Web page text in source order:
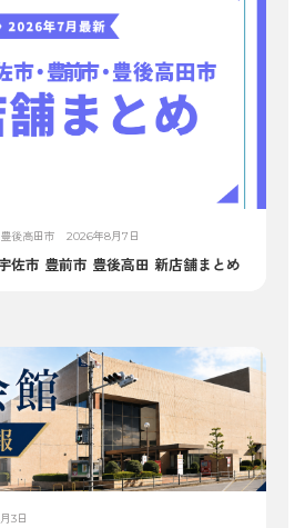
後高田市 2026年8月7日
市 豊前市 豊後高田 新店舗まとめ
3日